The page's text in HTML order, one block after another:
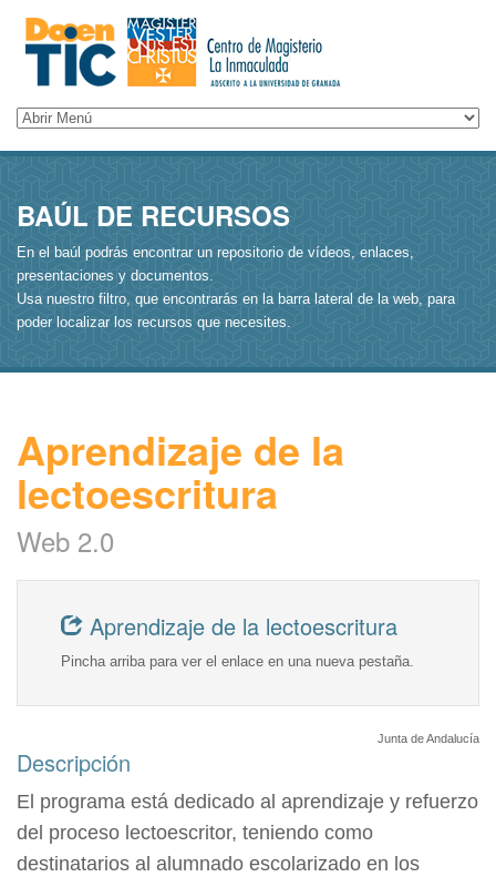
BAÚL DE RECURSOS
En el baúl podrás encontrar un repositorio de vídeos, enlaces,
presentaciones y documentos.
Usa nuestro filtro, que encontrarás en la barra lateral de la web, para
poder localizar los recursos que necesites.
Aprendizaje de la
lectoescritura
Web 2.0
Aprendizaje de la lectoescritura
Pincha arriba para ver el enlace en una nueva pestaña.
Junta de Andalucía
Descripción
El programa está dedicado al aprendizaje y refuerzo
del proceso lectoescritor, teniendo como
destinatarios al alumnado escolarizado en los